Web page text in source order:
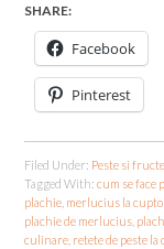
SHARE:
Facebook
Pinterest
Filed Under: Peste si
Tagged With:cum se face
plachie merlucius la
plachie de merlucius
culinare retete de peste la